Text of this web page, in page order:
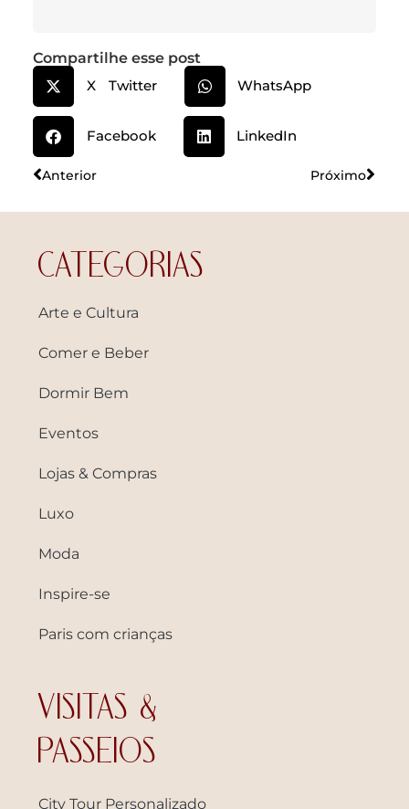
Compartilhe esse post
X Twitter
WhatsApp
Facebook LinkedIn
Anterior Próximo
CATEGORIAS
Arte e Cultura
Comer e Beber
Dormir Bem
Eventos
Lojas & Compras
Luxo
Moda
Inspire-se
Paris com crianças
VISITAS &
PASSEIOS
City Tour Personalizado